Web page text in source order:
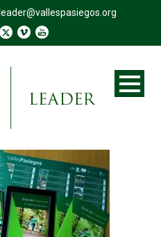
leader@vallespasiegos.org